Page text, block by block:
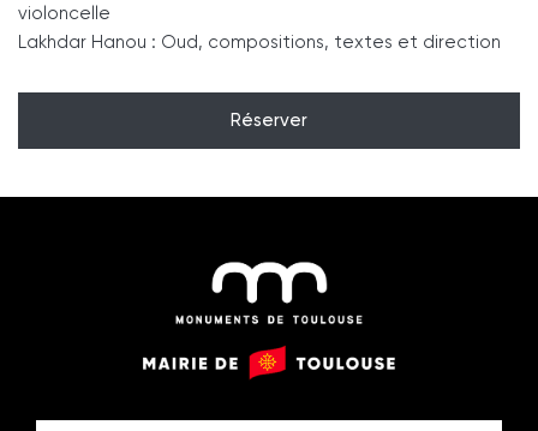
violoncelle
Lakhdar Hanou : Oud, compositions, textes et direction
Réserver
Monuments Mairie